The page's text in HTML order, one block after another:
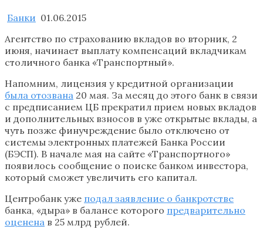
Банки 01.06.2015
Агентство по страхованию вкладов во вторник, 2
июня, начинает выплату компенсаций вкладчикам
столичного банка «Транспортный».
Напомним, лицензия у кредитной организации
была отозвана 20 мая. За месяц до этого банк в связи
с предписанием ЦБ прекратил прием новых вкладов
и дополнительных взносов в уже открытые вклады, а
чуть позже финучреждение было отключено от
системы электронных платежей Банка России
(БЭСП). В начале мая на сайте «Транспортного»
появилось сообщение о поиске банком инвестора,
который сможет увеличить его капитал.
Центробанк уже подал заявление о банкротстве
банка, «дыра» в балансе которого предварительно
оценена в 25 млрд рублей.